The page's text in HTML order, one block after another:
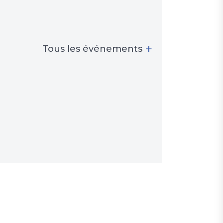
Tous les événements +